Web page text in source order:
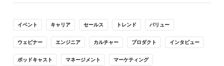
イベント キャリア セールス トレンド バリュー
ウェビナー エンジニア カルチャー プロダクト インタビュー
ポッドキャスト マネージメント マーケティング